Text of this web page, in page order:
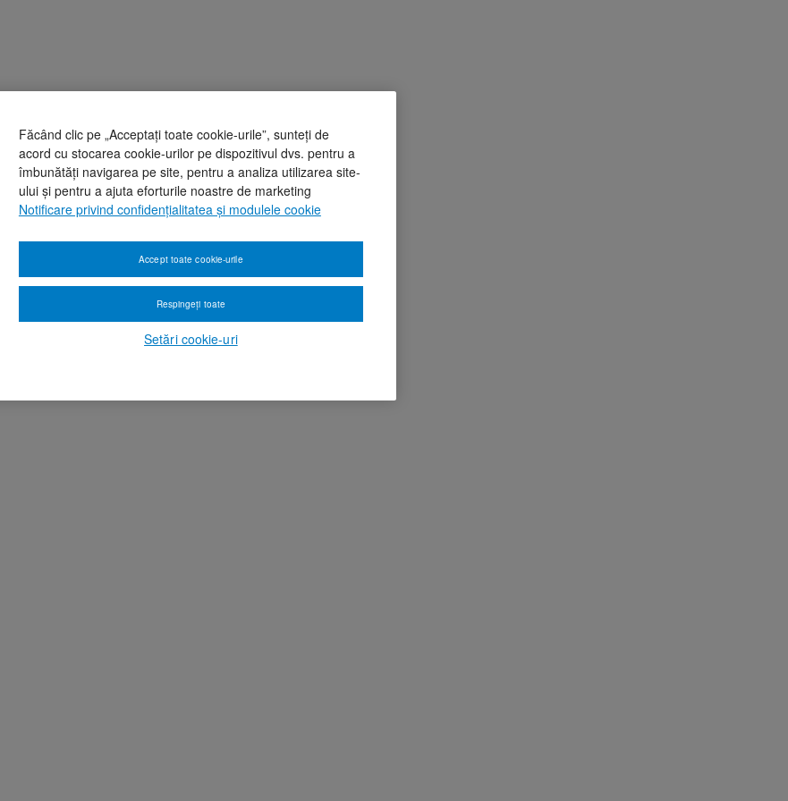
Făcând clic pe „Acceptați toate cookie-urile”, sunteți de
acord cu stocarea cookie-urilor pe dispozitivul dvs. pentru a
îmbunătăți navigarea pe site, pentru a analiza utilizarea site-
ului și pentru a ajuta eforturile noastre de marketing
Notificare privind confidențialitatea și modulele cookie
Setări cookie-uri
Respingeți toate
Accept toate cookie-urile